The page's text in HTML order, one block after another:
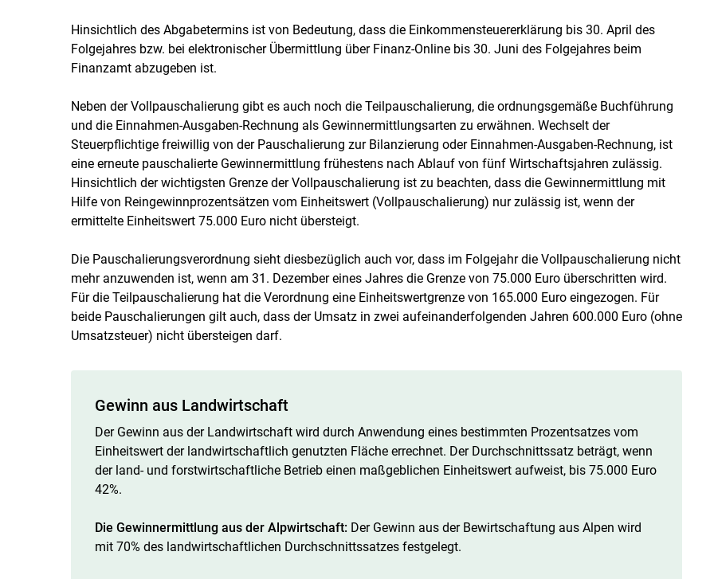
Hinsichtlich des Abgabetermins ist von Bedeutung, dass die Einkommensteuererklärung bis 30. April des
Folgejahres bzw. bei elektronischer Übermittlung über Finanz-Online bis 30. Juni des Folgejahres beim
Finanzamt abzugeben ist.
Neben der Vollpauschalierung gibt es auch noch die Teilpauschalierung, die ordnungsgemäße Buchführung
und die Einnahmen-Ausgaben-Rechnung als Gewinnermittlungsarten zu erwähnen. Wechselt der
Steuerpflichtige freiwillig von der Pauschalierung zur Bilanzierung oder Einnahmen-Ausgaben-Rechnung, ist
eine erneute pauschalierte Gewinnermittlung frühestens nach Ablauf von fünf Wirtschaftsjahren zulässig.
Hinsichtlich der wichtigsten Grenze der Vollpauschalierung ist zu beachten, dass die Gewinnermittlung mit
Hilfe von Reingewinnprozentsätzen vom Einheitswert (Vollpauschalierung) nur zulässig ist, wenn der
ermittelte Einheitswert 75.000 Euro nicht übersteigt.
Die Pauschalierungsverordnung sieht diesbezüglich auch vor, dass im Folgejahr die Vollpauschalierung nicht
mehr anzuwenden ist, wenn am 31. Dezember eines Jahres die Grenze von 75.000 Euro überschritten wird.
Für die Teilpauschalierung hat die Verordnung eine Einheitswertgrenze von 165.000 Euro eingezogen. Für
beide Pauschalierungen gilt auch, dass der Umsatz in zwei aufeinanderfolgenden Jahren 600.000 Euro (ohne
Umsatzsteuer) nicht übersteigen darf.
Gewinn aus Landwirtschaft
Der Gewinn aus der Landwirtschaft wird durch Anwendung eines bestimmten Prozentsatzes vom
Einheitswert der landwirtschaftlich genutzten Fläche errechnet. Der Durchschnittssatz beträgt, wenn
der land- und forstwirtschaftliche Betrieb einen maßgeblichen Einheitswert aufweist, bis 75.000 Euro
42%.
Die Gewinnermittlung aus der Alpwirtschaft: Der Gewinn aus der Bewirtschaftung aus Alpen wird
mit 70% des landwirtschaftlichen Durchschnittssatzes festgelegt.